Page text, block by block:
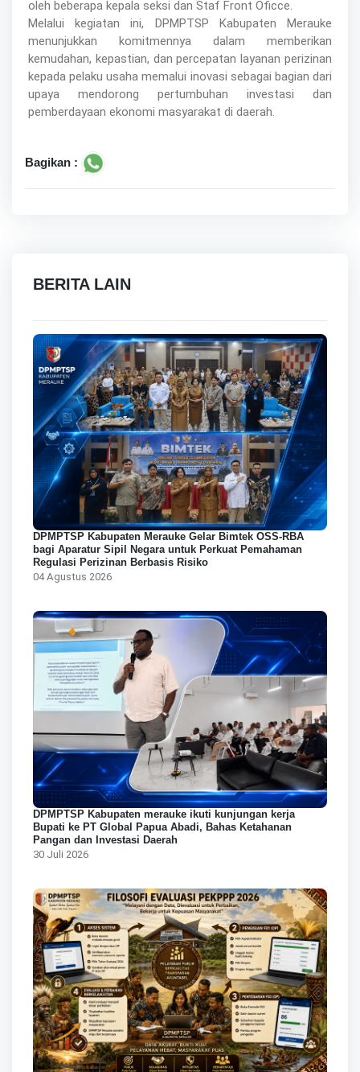
oleh beberapa kepala seksi dan Staf Front Oficce.
Melalui kegiatan ini, DPMPTSP Kabupaten Merauke
menunjukkan komitmennya dalam memberikan
kemudahan, kepastian, dan percepatan layanan perizinan
kepada pelaku usaha memalui inovasi sebagai bagian dari
upaya mendorong pertumbuhan investasi dan
pemberdayaan ekonomi masyarakat di daerah.
Bagikan :
BERITA LAIN
DPMPTSP Kabupaten Merauke Gelar Bimtek OSS-RBA
bagi Aparatur Sipil Negara untuk Perkuat Pemahaman
Regulasi Perizinan Berbasis Risiko
04 Agustus 2026
DPMPTSP Kabupaten merauke ikuti kunjungan kerja
Bupati ke PT Global Papua Abadi, Bahas Ketahanan
Pangan dan Investasi Daerah
30 Juli 2026